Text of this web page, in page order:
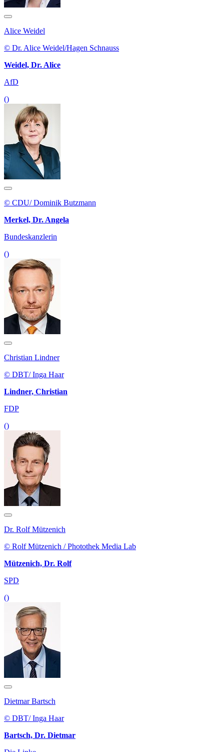
Alice Weidel
© Dr. Alice Weidel/Hagen Schnauss
Weidel, Dr. Alice
AfD
()
© CDU/ Dominik Butzmann
Merkel, Dr. Angela
Bundeskanzlerin
()
Christian Lindner
© DBT/ Inga Haar
Lindner, Christian
FDP
()
Dr. Rolf Mützenich
© Rolf Mützenich / Photothek Media Lab
Mützenich, Dr. Rolf
SPD
()
Dietmar Bartsch
© DBT/ Inga Haar
Bartsch, Dr. Dietmar